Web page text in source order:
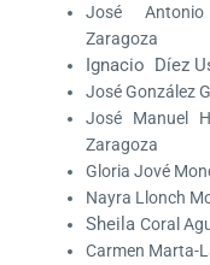
José Antonio
Zaragoza
Ignacio Díez
José González
José Manuel
Zaragoza
Gloria Jové
Nayra Llonch
SheilaCoral
Carmen Marta-